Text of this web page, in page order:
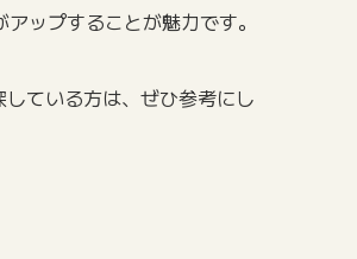
ップすることが魅力です。
ている方は、ぜひ参考にし